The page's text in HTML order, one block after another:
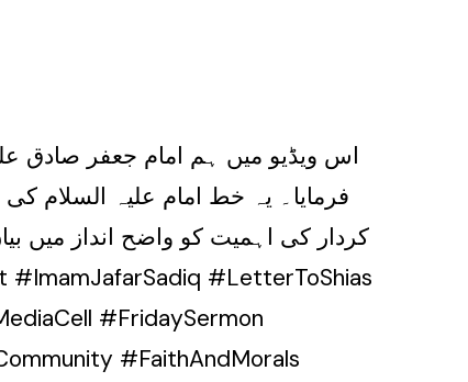
اس ویڈیو میں ہم امام جعفر صادق
فرمایا۔ یہ خط امام علیہ السلام
کردار کی اہمیت کو واضح انداز میں
#FridaySermon
#FaithAndMorals